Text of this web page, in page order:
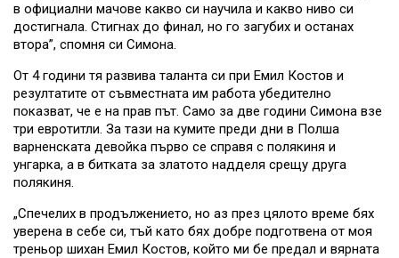
в официални мачове какво си научила и какво ниво си
достигнала. Стигнах до финал, но го загубих и останах
втора”, спомня си Симона.
От 4 години тя развива таланта си при Емил Костов и
резултатите от съвместната им работа убедително
показват, че е на прав път. Само за две години Симона взе
три евротитли. За тази на кумите преди дни в Полша
варненската девойка първо се справя с полякиня и
унгарка, а в битката за златото надделя срещу друга
полякиня.
„Спечелих в продължението, но аз през цялото време бях
уверена в себе си, тъй като бях добре подготвена от моя
треньор шихан Емил Костов, който ми бе предал и вярната